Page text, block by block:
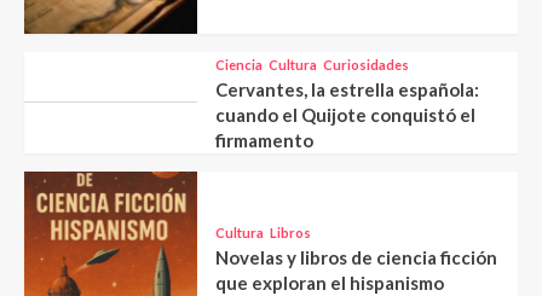
Ciencia Cultura Curiosidades
Cervantes, la estrella española:
cuando el Quijote conquistó el
firmamento
Cultura Libros
Novelas y libros de ciencia ficción
que exploran el hispanismo